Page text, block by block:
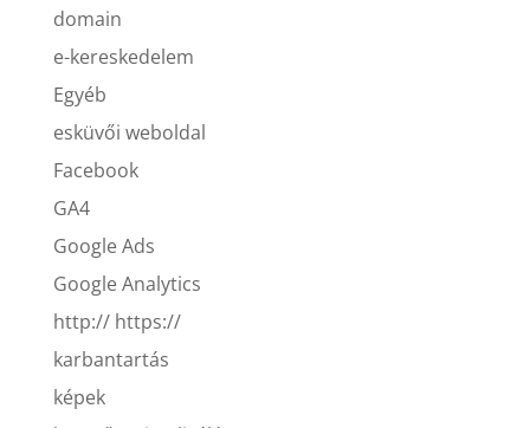
domain
e-kereskedelem
Egyéb
esküvői weboldal
Facebook
GA4
Google Ads
Google Analytics
http:// https://
karbantartás
képek